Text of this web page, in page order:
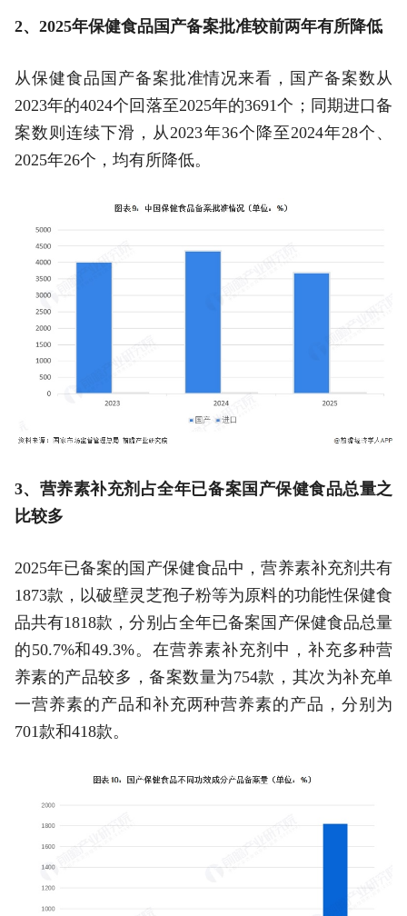
2、 2025年保健食品国产备案批准较前两年有所降低
从保健食品国产备案批准情况来看，国产备案数从
2023年的4024个回落至2025年的3691个；同期进口备
案数则连续下滑，从2023年36个降至2024年28个、
2025年26个，均有所降低。
3、营养素补充剂占全年已备案国产保健食品总量之
比较多
2025年已备案的国产保健食品中，营养素补充剂共有
1873款，以破壁灵芝孢子粉等为原料的功能性保健食
品共有1818款，分别占全年已备案国产保健食品总量
的50.7%和49.3%。在营养素补充剂中，补充多种营
养素的产品较多，备案数量为754款，其次为补充单
一营养素的产品和补充两种营养素的产品，分别为
701款和418款。